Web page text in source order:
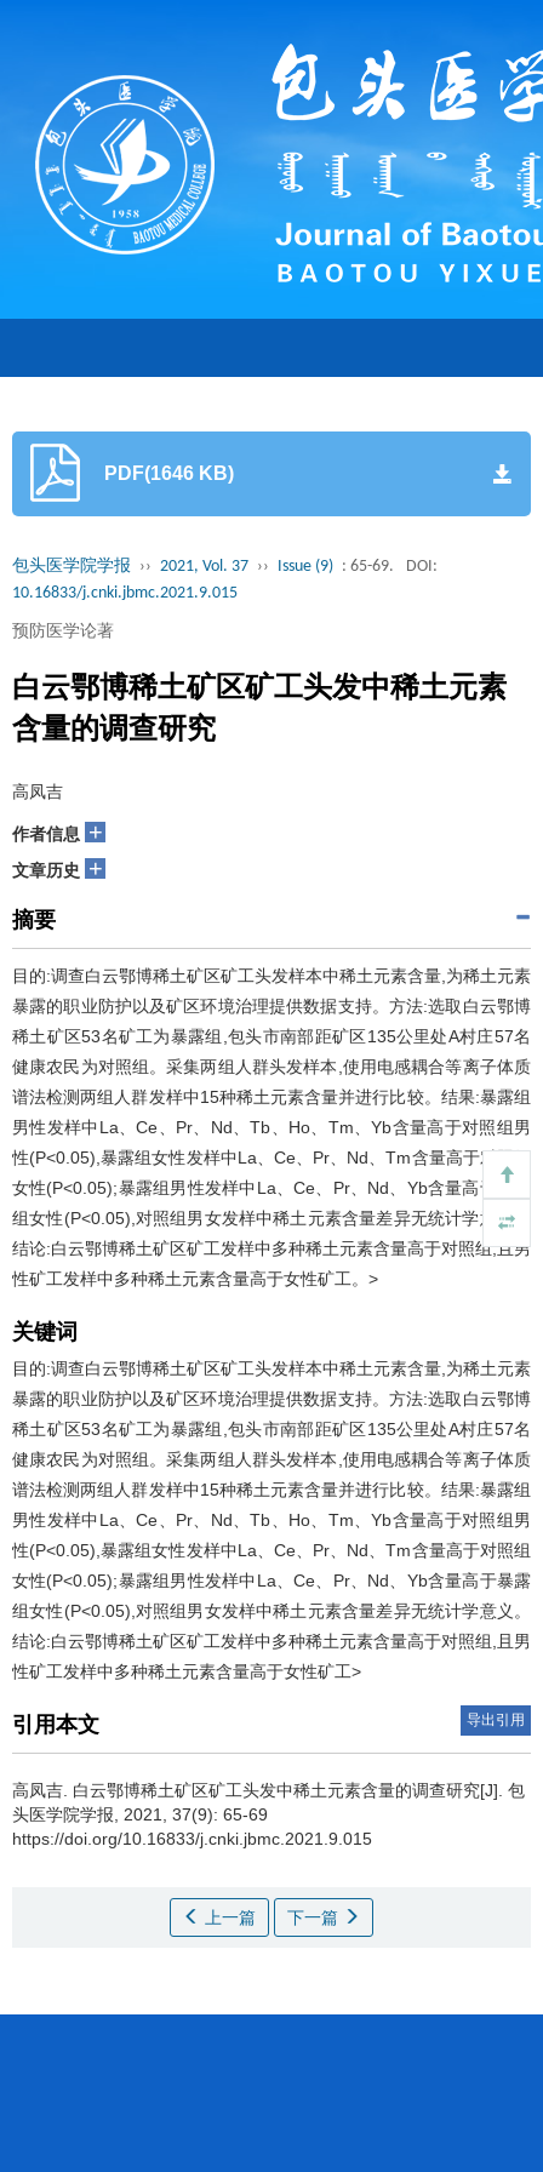
PDF(1646 KB)
包头医学院学报 ›› 2021, Vol. 37 ›› Issue (9) : 65-69.
DOI:
10.16833/j.cnki.jbmc.2021.9.015
预防医学论著
白云鄂博稀土矿区矿工头发中稀土元素
含量的调查研究
高凤吉
作者信息 +
文章历史 +
摘要
目的:调查白云鄂博稀土矿区矿工头发样本中稀土元素含量,为稀土元素
暴露的职业防护以及矿区环境治理提供数据支持。方法:选取白云鄂博
稀土矿区53名矿工为暴露组,包头市南部距矿区135公里处A村庄57名
健康农民为对照组。采集两组人群头发样本,使用电感耦合等离子体质
谱法检测两组人群发样中15种稀土元素含量并进行比较。结果:暴露组
男性发样中La、Ce、Pr、Nd、Tb、Ho、Tm、Yb含量高于对照组男
性(P<0.05),暴露组女性发样中La、Ce、Pr、Nd、Tm含量高于对照组
女性(P<0.05);暴露组男性发样中La、Ce、Pr、Nd、Yb含量高于暴露
组女性(P<0.05),对照组男女发样中稀土元素含量差异无统计学意义。
结论:白云鄂博稀土矿区矿工发样中多种稀土元素含量高于对照组,且男
性矿工发样中多种稀土元素含量高于女性矿工。>
关键词
目的:调查白云鄂博稀土矿区矿工头发样本中稀土元素含量,为稀土元素
暴露的职业防护以及矿区环境治理提供数据支持。方法:选取白云鄂博
稀土矿区53名矿工为暴露组,包头市南部距矿区135公里处A村庄57名
健康农民为对照组。采集两组人群头发样本,使用电感耦合等离子体质
谱法检测两组人群发样中15种稀土元素含量并进行比较。结果:暴露组
男性发样中La、Ce、Pr、Nd、Tb、Ho、Tm、Yb含量高于对照组男
性(P<0.05),暴露组女性发样中La、Ce、Pr、Nd、Tm含量高于对照组
女性(P<0.05);暴露组男性发样中La、Ce、Pr、Nd、Yb含量高于暴露
组女性(P<0.05),对照组男女发样中稀土元素含量差异无统计学意义。
结论:白云鄂博稀土矿区矿工发样中多种稀土元素含量高于对照组,且男
性矿工发样中多种稀土元素含量高于女性矿工>
引用本文 导出引用
高凤吉. 白云鄂博稀土矿区矿工头发中稀土元素含量的调查研究[J]. 包
头医学院学报, 2021, 37(9): 65-69
https://doi.org/10.16833/j.cnki.jbmc.2021.9.015
上一篇 下一篇